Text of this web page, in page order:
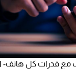
مع قدرات كل هاتف-